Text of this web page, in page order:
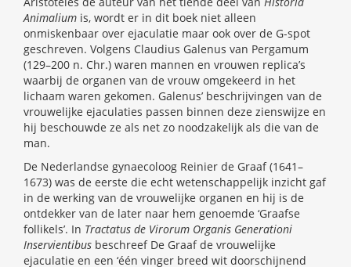
Animalium is, wordt er in dit boek niet alleen
onmiskenbaar over ejaculatie maar ook over de G-spot
geschreven. Volgens Claudius Galenus van Pergamum
(129–200 n. Chr.) waren mannen en vrouwen replica’s
waarbij de organen van de vrouw omgekeerd in het
lichaam waren gekomen. Galenus’ beschrijvingen van de
vrouwelijke ejaculaties passen binnen deze zienswijze en
hij beschouwde ze als net zo noodzakelijk als die van de
man.
De Nederlandse gynaecoloog Reinier de Graaf (1641–
1673) was de eerste die echt wetenschappelijk inzicht gaf
in de werking van de vrouwelijke organen en hij is de
ontdekker van de later naar hem genoemde ‘Graafse
follikels’. In Tractatus de Virorum Organis Generationi
Inservientibus beschreef De Graaf de vrouwelijke
ejaculatie en een ‘één vinger breed wit doorschijnend